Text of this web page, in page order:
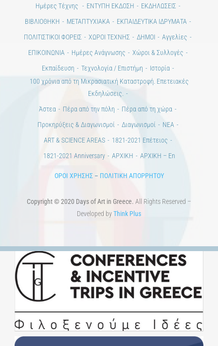
Ημέρες Τέχνης ΕΝΤΥΠΗ ΕΚΔΟΣΗ
ΕΚΔΗΛΩΣΕΙΣ
ΒΙΒΛΙΟΘΗΚΗ
ΜΕΤΑΠΤΥΧΙΑΚΑ
ΕΚΠΑΙΔΕΥΤΙΚΑ ΙΔΡΥΜΑΤΑ
ΠΟΛΙΤΙΣΤΙΚΟΙ ΦΟΡΕΙΣ
ΧΩΡΟΙ ΤΕΧΝΗΣ ΔΗΜΟΙ
Αγγελίες
ΕΠΙΚΟΙΝΩΝΙΑ
Ημέρες Ανάγνωσης
Χώροι & Συλλογές
Εκπαίδευση
Τεχνολογία / Επιστήμη
Ιστορία
100 χρόνια από τη Μικρασιατική Καταστροφή. Επετειακές
Εκδηλώσεις.
Άστεα
Πέρα από την πόλη
Πέρα από τη χώρα
Προκηρύξεις & Διαγωνισμοί
Διαγωνισμοί
ΝΕΑ
ART & SCIENCE AREAS
1821-2021 Επέτειος
1821-2021 Anniversary
ΑΡΧΙΚΗ ΑΡΧΙΚΗ – En
ΟΡΟΙ ΧΡΗΣΗΣ– ΠΟΛΙΤΙΚΗ ΑΠΟΡΡΗΤΟΥ
Copyright © 2020 Days of Art in Greece. All Rights Reserved –
Developed byThink Plus